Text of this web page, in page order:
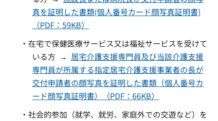
真を証明した書類(個人番号カード顔写真証明書)
（PDF：59KB）
・在宅で保健医療サービス又は福祉サービスを受けて
いる方 → 居宅介護支援専門員及び当該介護支援
専門員が所属する指定居宅介護支援事業者の長が
交付申請者の顔写真を証明した書類（個人番号カ
ード顔写真証明書）（PDF：66KB）
・社会的参加（就学、就労、家庭外での交遊など）を